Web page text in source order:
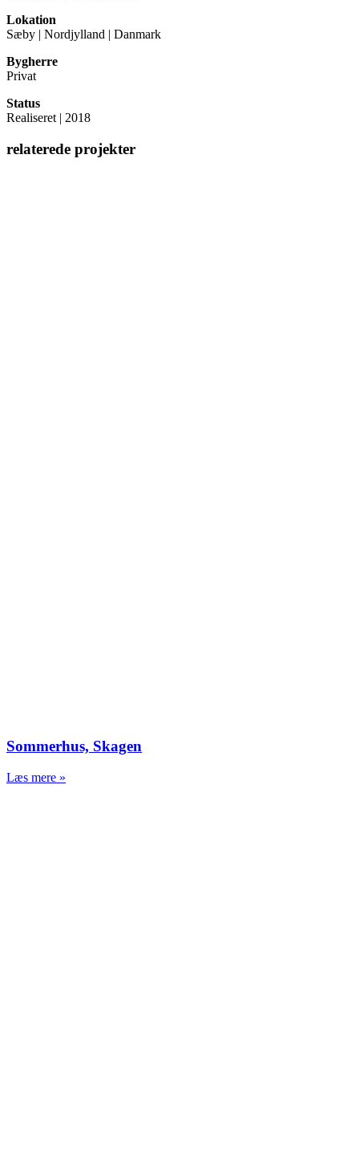
Lokation
Sæby | Nordjylland | Danmark
Bygherre
Privat
Status
Realiseret | 2018
relaterede projekter
Sommerhus, Skagen
Læs mere »